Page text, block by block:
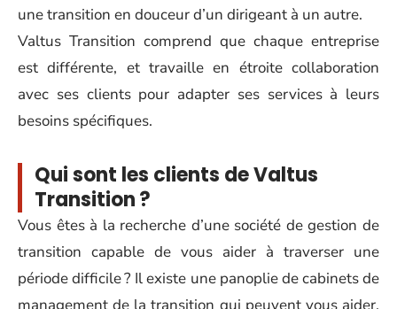
une transition en douceur d’un dirigeant à un autre.
Valtus Transition comprend que chaque entreprise
est différente, et travaille en étroite collaboration
avec ses clients pour adapter ses services à leurs
besoins spécifiques.
Qui sont les clients de Valtus
Transition ?
Vous êtes à la recherche d’une société de gestion de
transition capable de vous aider à traverser une
période difficile ? Il existe une panoplie de cabinets de